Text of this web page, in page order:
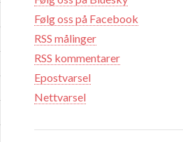
Følg oss på Facebook
RSS målinger
RSS kommentarer
Epostvarsel
Nettvarsel